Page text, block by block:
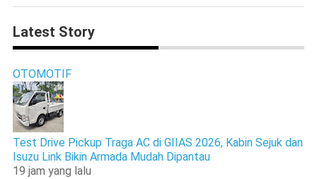
Latest Story
OTOMOTIF
Test Drive Pickup Traga AC di GIIAS 2026, Kabin Sejuk dan
Isuzu Link Bikin Armada Mudah Dipantau
19 jam yang lalu